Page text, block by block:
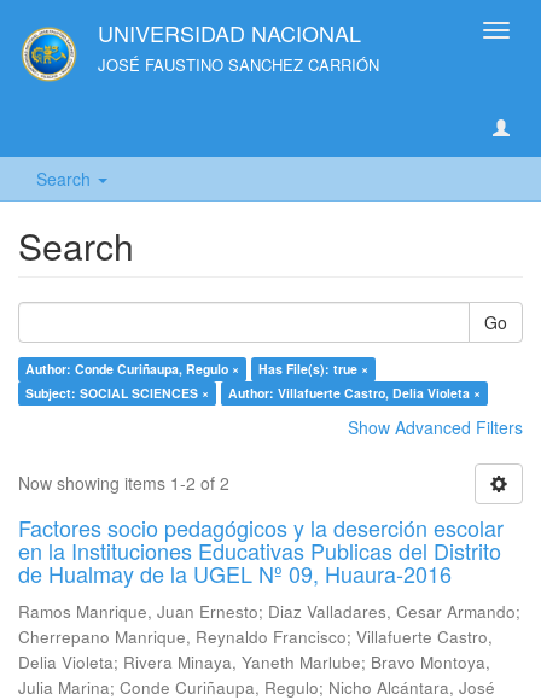
UNIVERSIDAD NACIONAL
JOSÉ FAUSTINO SANCHEZ CARRIÓN
Search
Search
Go
Author: Conde Curiñaupa, Regulo ×
Has File(s): true ×
Subject: SOCIAL SCIENCES ×
Author: Villafuerte Castro, Delia Violeta ×
Show Advanced Filters
Now showing items 1-2 of 2
Factores socio pedagógicos y la deserción escolar
en la Instituciones Educativas Publicas del Distrito
de Hualmay de la UGEL Nº 09, Huaura-2016
Ramos Manrique, Juan Ernesto; Diaz Valladares, Cesar Armando;
Cherrepano Manrique, Reynaldo Francisco; Villafuerte Castro,
Delia Violeta; Rivera Minaya, Yaneth Marlube; Bravo Montoya,
Julia Marina; Conde Curiñaupa, Regulo; Nicho Alcántara, José